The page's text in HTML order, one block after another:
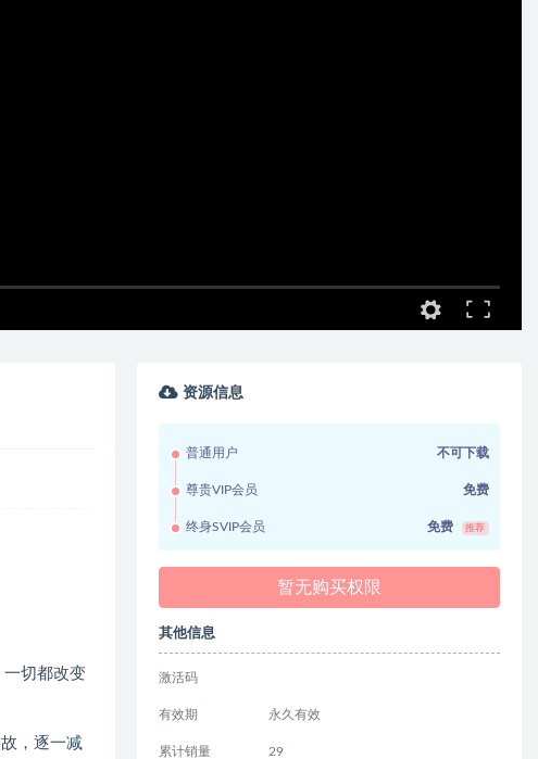
切都改变
，逐一减
资源信息
普通用户 不可下载
尊贵VIP会员 免费
终身SVIP会员 免费 推荐
暂无购买权限
其他信息
激活码
有效期 永久有效
累计销量 29